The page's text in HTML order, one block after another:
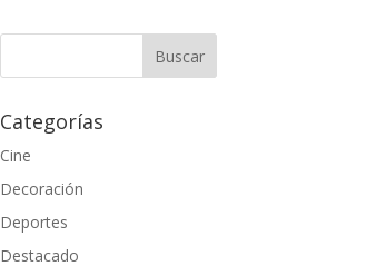
Categorías
Cine
Decoración
Deportes
Destacado